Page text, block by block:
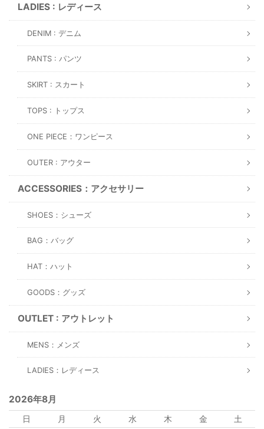
LADIES : レディース
DENIM : デニム
PANTS : パンツ
SKIRT : スカート
TOPS : トップス
ONE PIECE：ワンピース
OUTER : アウター
ACCESSORIES：アクセサリー
SHOES：シューズ
BAG：バッグ
HAT：ハット
GOODS：グッズ
OUTLET : アウトレット
MENS：メンズ
LADIES：レディース
2026年8月
日 月 火 水 木 金
土